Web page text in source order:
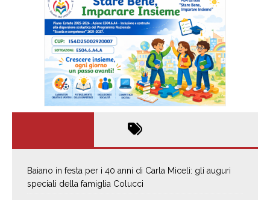
Baiano in festa per i 40 anni di Carla Miceli: gli auguri
speciali della famiglia Colucci